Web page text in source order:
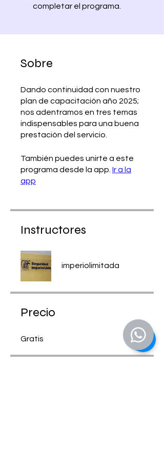
completar el programa.
Sobre
Dando continuidad con nuestro
plan de capacitación año 2025;
nos adentramos en tres temas
indispensables para una buena
También puedes unirte a este
programa desde la app. Ir a la
app
Instructores
imperiolimitada
Precio
Gratis